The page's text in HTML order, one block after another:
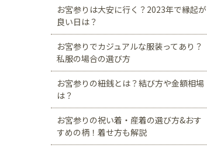
お宮参りは大安に行く？2023年で縁起が
良い日は？
お宮参りでカジュアルな服装ってあり？
私服の場合の選び方
お宮参りの紐銭とは？結び方や金額相場
は？
お宮参りの祝い着・産着の選び方&おす
すめの柄！着せ方も解説